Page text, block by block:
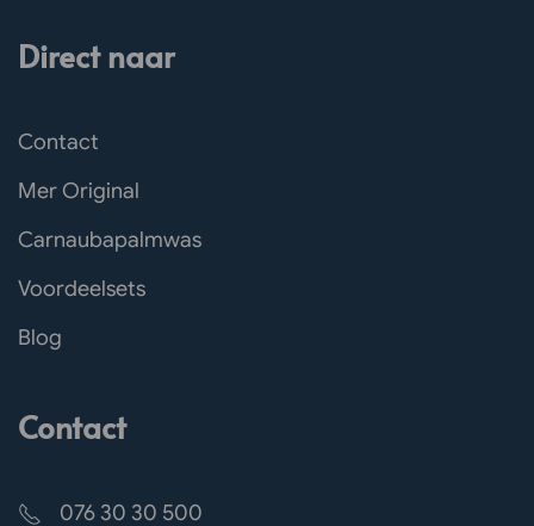
Direct naar
Contact
Mer Original
Carnaubapalmwas
Voordeelsets
Blog
Contact
076 30 30 500